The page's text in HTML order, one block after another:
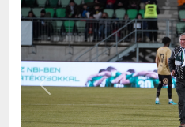
Previous